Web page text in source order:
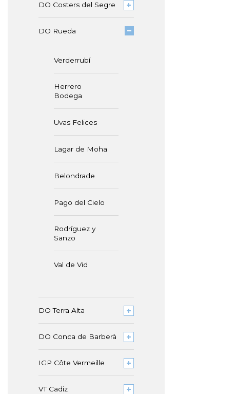
DO Costers del Segre
DO Rueda
Verderrubí
Herrero
Bodega
Uvas Felices
Lagar de Moha
Belondrade
Pago del Cielo
Rodríguez y
Sanzo
Val de Vid
DO Terra Alta
DO Conca de Barberà
IGP Côte Vermeille
VT Cadiz